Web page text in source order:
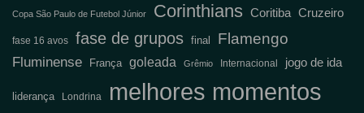
Copa São Paulo de Futebol Júnior Corinthians Coritiba Cruzeiro
fase 16 avos fase de grupos final Flamengo
Fluminense França goleada Grêmio Internacional jogo de ida
liderança Londrina melhores momentos